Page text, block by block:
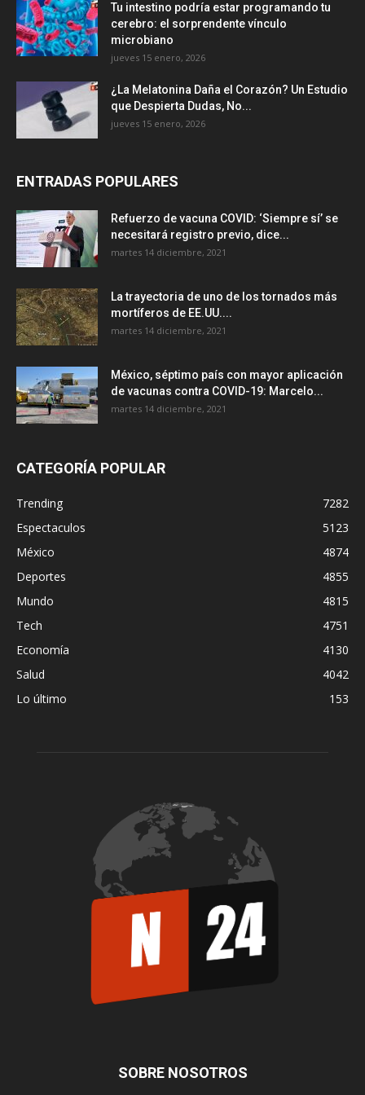
Tu intestino podría estar programando tu
cerebro: el sorprendente vínculo
microbiano
jueves 15 enero, 2026
¿La Melatonina Daña el Corazón? Un Estudio
que Despierta Dudas, No...
jueves 15 enero, 2026
ENTRADAS POPULARES
Refuerzo de vacuna COVID: ‘Siempre sí’ se
necesitará registro previo, dice...
martes 14 diciembre, 2021
La trayectoria de uno de los tornados más
mortíferos de EE.UU....
martes 14 diciembre, 2021
México, séptimo país con mayor aplicación
de vacunas contra COVID-19: Marcelo...
martes 14 diciembre, 2021
CATEGORÍA POPULAR
Trending
7282
Espectaculos
5123
México
4874
Deportes
4855
Mundo
4815
Tech
4751
Economía
4130
Salud
4042
Lo último
153
SOBRE NOSOTROS